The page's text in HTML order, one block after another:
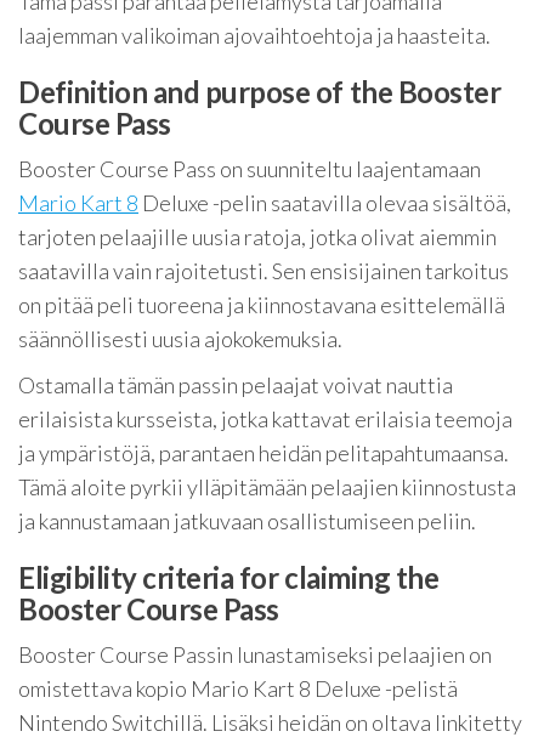
laajemman valikoiman ajovaihtoehtoja ja haasteita.
Definition and purpose of the Booster
Course Pass
Booster Course Pass on suunniteltu laajentamaan
Mario Kart 8 Deluxe -pelin saatavilla olevaa sisältöä,
tarjoten pelaajille uusia ratoja, jotka olivat aiemmin
saatavilla vain rajoitetusti. Sen ensisijainen tarkoitus
on pitää peli tuoreena ja kiinnostavana esittelemällä
säännöllisesti uusia ajokokemuksia.
Ostamalla tämän passin pelaajat voivat nauttia
erilaisista kursseista, jotka kattavat erilaisia teemoja
ja ympäristöjä, parantaen heidän pelitapahtumaansa.
Tämä aloite pyrkii ylläpitämään pelaajien kiinnostusta
ja kannustamaan jatkuvaan osallistumiseen peliin.
Eligibility criteria for claiming the
Booster Course Pass
Booster Course Passin lunastamiseksi pelaajien on
omistettava kopio Mario Kart 8 Deluxe -pelistä
Nintendo Switchillä. Lisäksi heidän on oltava linkitetty